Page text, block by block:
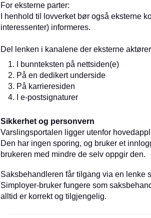
For eksterne parter:
I henhold til lovverket bør også eksterne
interessenter) informeres.
Del lenken i kanalene der eksterne
I bunnteksten på nettsiden(e)
På en dedikert underside
På karrieresiden
I e-postsignaturer
Sikkerhet og personvern
Varslingsportalen ligger utenfor
Den har ingen sporing, og bruker et
brukeren med mindre de selv oppgir den.
Saksbehandleren får tilgang via en lenke
Simployer-bruker fungere som
alltid er korrekt og tilgjengelig.